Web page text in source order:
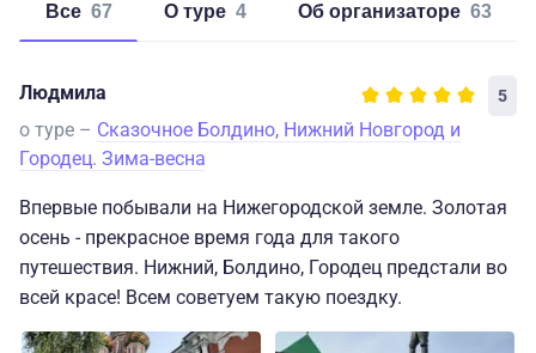
Все 67 о туре 4 об организаторе 63
Людмила 5
о туре – Сказочное Болдино, Нижний Новгород и
Городец. Зима-весна
Впервые побывали на Нижегородской земле. Золотая
осень - прекрасное время года для такого
путешествия. Нижний, Болдино, Городец предстали во
всей красе! Всем советуем такую поездку.